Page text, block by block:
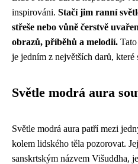
inspirováni. Stačí jim ranní
střeše nebo vůně čerstvě
obrazů, příběhů a melodií.
je jedním z největších darů,
Světle modrá aura
Světle modrá aura patří mezi
kolem lidského těla pozorovat.
sanskrtským názvem Višuddha,